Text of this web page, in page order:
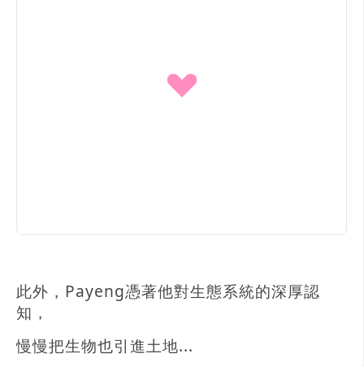
此外，Payeng憑著他對生態系統的深厚認
知，
慢慢把生物也引進土地...